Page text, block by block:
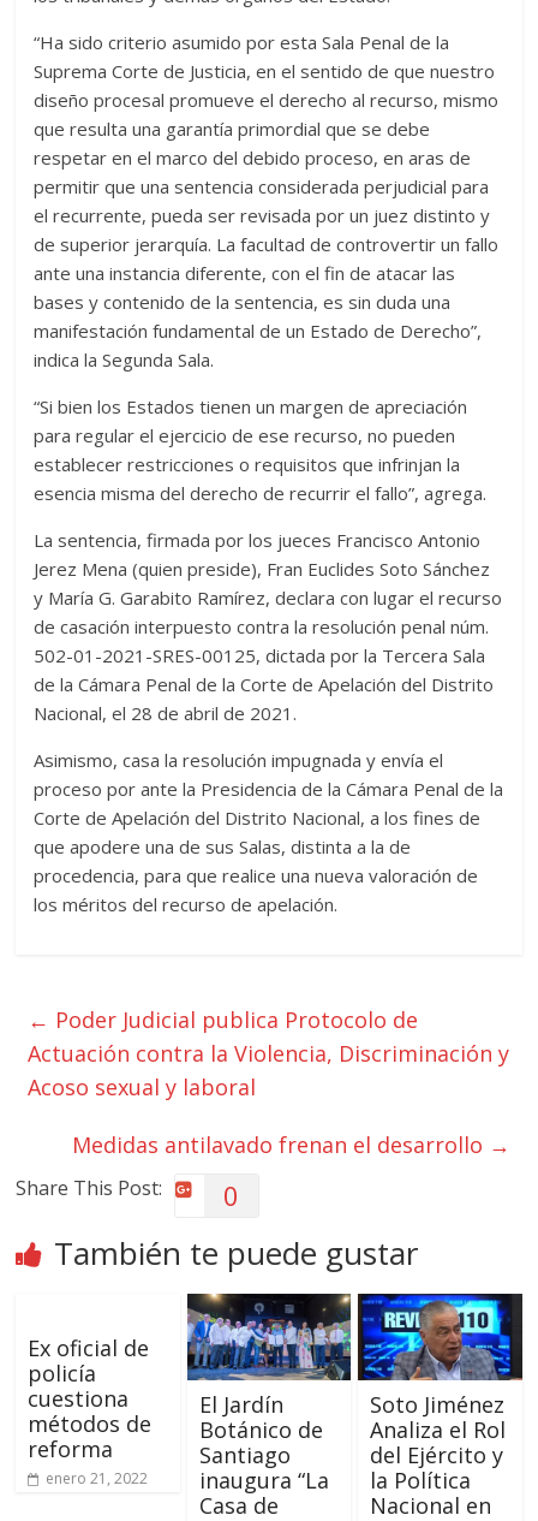
“Ha sido criterio asumido por esta Sala Penal de la
Suprema Corte de Justicia, en el sentido de que nuestro
diseño procesal promueve el derecho al recurso, mismo
que resulta una garantía primordial que se debe
respetar en el marco del debido proceso, en aras de
permitir que una sentencia considerada perjudicial para
el recurrente, pueda ser revisada por un juez distinto y
de superior jerarquía. La facultad de controvertir un fallo
ante una instancia diferente, con el fin de atacar las
bases y contenido de la sentencia, es sin duda una
manifestación fundamental de un Estado de Derecho”,
indica la Segunda Sala.
“Si bien los Estados tienen un margen de apreciación
para regular el ejercicio de ese recurso, no pueden
establecer restricciones o requisitos que infrinjan la
esencia misma del derecho de recurrir el fallo”, agrega.
La sentencia, firmada por los jueces Francisco Antonio
Jerez Mena (quien preside), Fran Euclides Soto Sánchez
y María G. Garabito Ramírez, declara con lugar el recurso
de casación interpuesto contra la resolución penal núm.
502-01-2021-SRES-00125, dictada por la Tercera Sala
de la Cámara Penal de la Corte de Apelación del Distrito
Nacional, el 28 de abril de 2021.
Asimismo, casa la resolución impugnada y envía el
proceso por ante la Presidencia de la Cámara Penal de la
Corte de Apelación del Distrito Nacional, a los fines de
que apodere una de sus Salas, distinta a la de
procedencia, para que realice una nueva valoración de
los méritos del recurso de apelación.
← Poder Judicial publica Protocolo de
Actuación contra la Violencia, Discriminación y
Acoso sexual y laboral​
Medidas antilavado frenan el desarrollo →
Share This Post: 0
También te puede gustar
Ex oficial de
policía
cuestiona
métodos de
reforma
enero 21, 2022
El Jardín
Botánico de
Santiago
inaugura “La
Casa de
Soto Jiménez
Analiza el Rol
del Ejército y
la Política
Nacional en